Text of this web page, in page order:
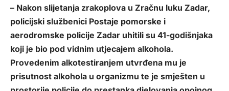
– Nakon slijetanja zrakoplova u Zračnu luku Zadar,
policijski službenici Postaje pomorske i
aerodromske policije Zadar uhitili su 41-godišnjaka
koji je bio pod vidnim utjecajem alkohola.
Provedenim alkotestiranjem utvrđena mu je
prisutnost alkohola u organizmu te je smješten u